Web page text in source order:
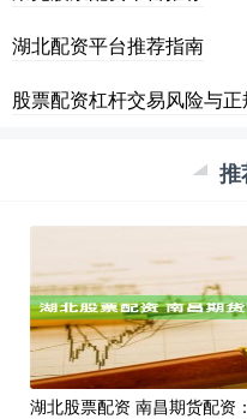
湖北配资平台推荐指南
股票配资杠杆交易风险与
推
湖北股票配资 南昌期货配资